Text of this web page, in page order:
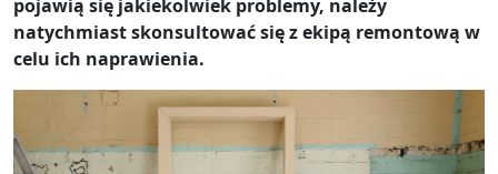
pojawią się jakiekolwiek problemy, należy
natychmiast skonsultować się z ekipą remontową w
celu ich naprawienia.